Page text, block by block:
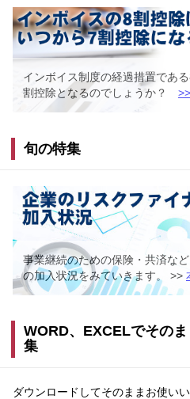
インボイス制度の経過措置であ
割控除となるのでしょうか？
旬の特集
事業継続のための保険・共済な
の加入状況をみていきます。 >>
WORD、EXCELでその
集
ダウンロードしてそのままお使い